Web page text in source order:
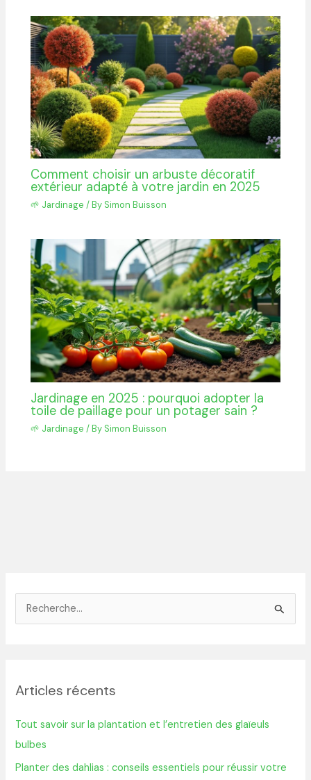
Comment choisir un arbuste décoratif
extérieur adapté à votre jardin en 2025
🌱 Jardinage / By Simon Buisson
Jardinage en 2025 : pourquoi adopter la
toile de paillage pour un potager sain ?
🌱 Jardinage / By Simon Buisson
e
c
h
e
Articles récents
Tout savoir sur la plantation et l’entretien des glaïeuls
bulbes
Planter des dahlias : conseils essentiels pour réussir votre